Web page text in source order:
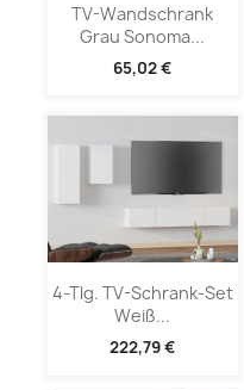
TV-Wandschrank
Grau Sonoma...
65,02 €
4-Tlg. TV-Schrank-Set
Weiß...
222,79 €